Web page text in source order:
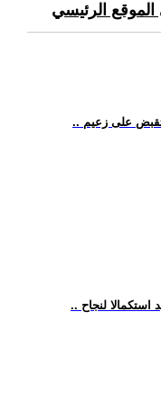
الرئيسي
تقبض على زعيم
استكمالا لنجاح